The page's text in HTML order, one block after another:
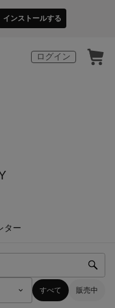
インストールする
ログイン
ター
すべて 販売中